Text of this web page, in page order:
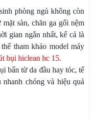
phòng ngủ không còn
sàn, chăn ga gối nệm
gian ngắn nhất, kể cả là
tham khảo model máy
bụi hiclean hc 15.
bẩn từ da đầu hay tóc, tế
chóng và hiệu quả